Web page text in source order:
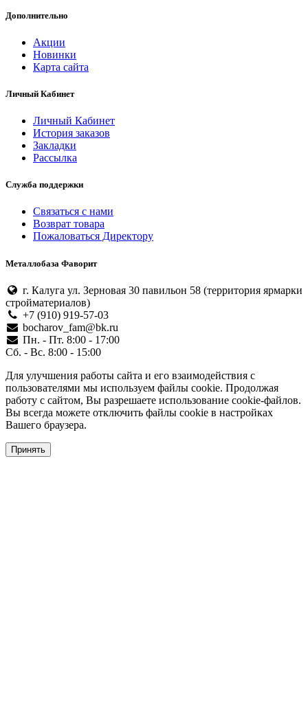
Дополнительно
Акции
Новинки
Карта сайта
Личный Кабинет
Личный Кабинет
История заказов
Закладки
Рассылка
Служба поддержки
Связаться с нами
Возврат товара
Пожаловаться Директору
Металлобаза Фаворит
г. Калуга ул. Зерновая 30 павильон 58 (территория ярмарки
стройматериалов)
+7 (910) 919-57-03
bocharov_fam@bk.ru
Пн. - Пт. 8:00 - 17:00
Сб. - Вс. 8:00 - 15:00
Для улучшения работы сайта и его взаимодействия с
пользователями мы используем файлы cookie. Продолжая
работу с сайтом, Вы разрешаете использование cookie-файлов.
Вы всегда можете отключить файлы cookie в настройках
Вашего браузера.
Принять